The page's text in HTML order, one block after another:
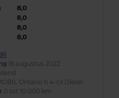
8,0
8,0
8,0
8,0
16 augustus 2022
Ontario ti 4-cil Diesel
0 tot 10.000 km